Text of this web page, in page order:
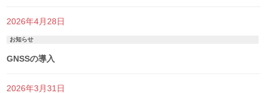
2026年4月28日
お知らせ
GNSSの導入
2026年3月31日